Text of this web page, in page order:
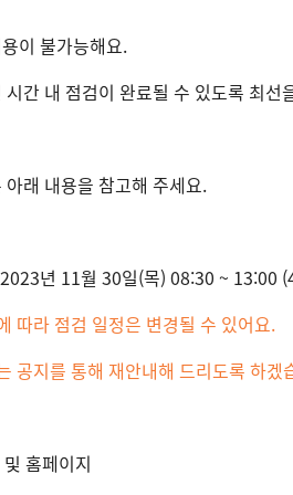
이 불가능해요.
간 내 점검이 완료될 수 있도록 최선
래 내용을 참고해 주세요.
2023년 11월 30일(목) 08:30 ~ 13:00
따라 점검 일정은 변경될 수 있어요.
공지를 통해 재안내해 드리도록 하겠
홈페이지